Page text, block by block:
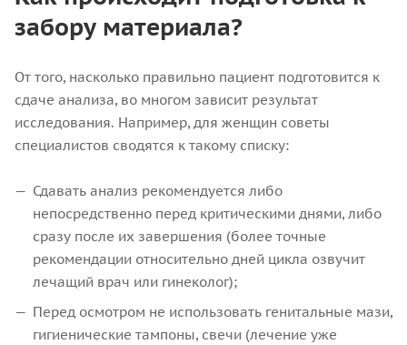
забору материала?
От того, насколько правильно пациент подготовится к
сдаче анализа, во многом зависит результат
исследования. Например, для женщин советы
специалистов сводятся к такому списку:
Сдавать анализ рекомендуется либо
непосредственно перед критическими днями, либо
сразу после их завершения (более точные
рекомендации относительно дней цикла озвучит
лечащий врач или гинеколог);
Перед осмотром не использовать генитальные мази,
гигиенические тампоны, свечи (лечение уже